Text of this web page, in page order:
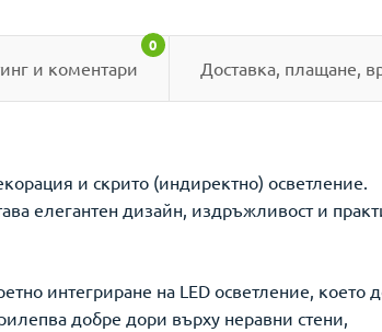
и коментари
0
Доставка, плащане,
и скрито (индиректно) осветление.
елегантен дизайн, издръжливост и
интегриране на LED осветление, което
добре дори върху неравни стени,